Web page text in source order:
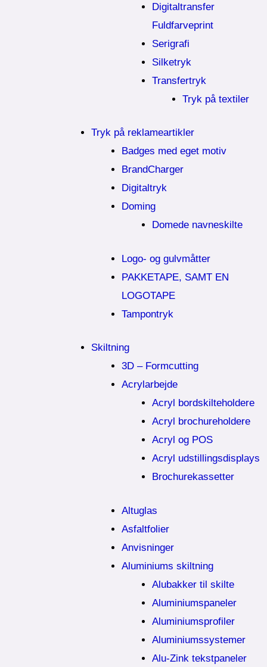
Digitaltransfer
Fuldfarveprint
Serigrafi
Silketryk
Transfertryk
Tryk på textiler
Tryk på reklameartikler
Badges med eget motiv
BrandCharger
Digitaltryk
Doming
Domede navneskilte
Logo- og gulvmåtter
PAKKETAPE, SAMT EN
LOGOTAPE
Tampontryk
Skiltning
3D – Formcutting
Acrylarbejde
Acryl bordskilteholdere
Acryl brochureholdere
Acryl og POS
Acryl udstillingsdisplays
Brochurekassetter
Altuglas
Asfaltfolier
Anvisninger
Aluminiums skiltning
Alubakker til skilte
Aluminiumspaneler
Aluminiumsprofiler
Aluminiumssystemer
Alu-Zink tekstpaneler